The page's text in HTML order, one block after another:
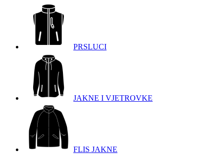
PRSLUCI
JAKNE I VJETROVKE
FLIS JAKNE